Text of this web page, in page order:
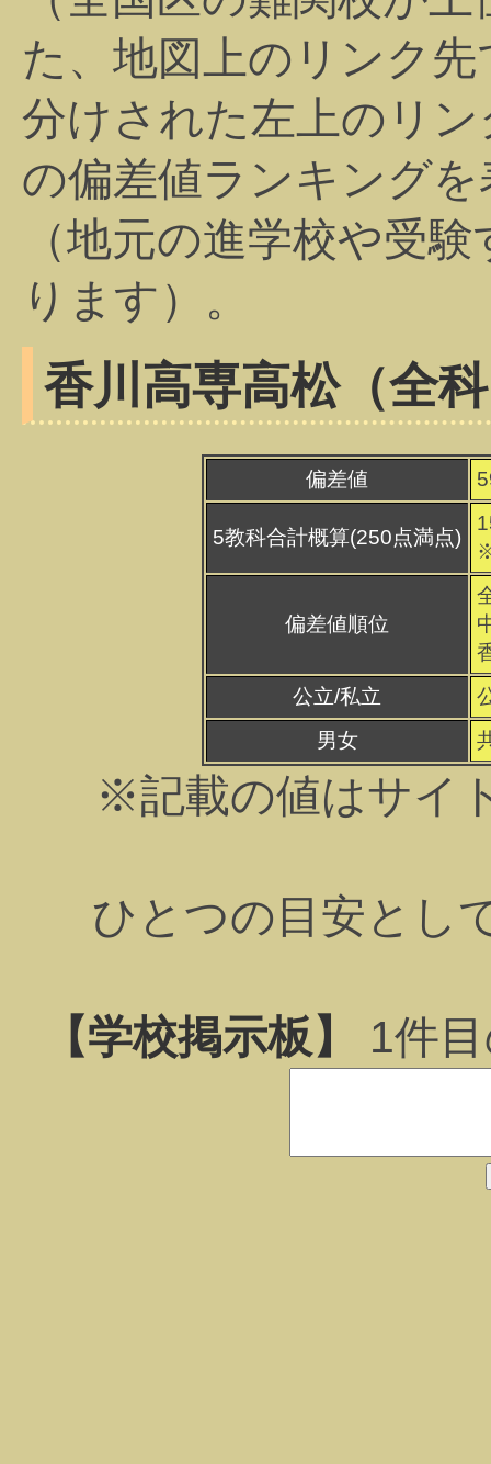
た、地図上のリンク
分けされた左上のリ
の偏差値ランキング
（地元の進学校や受
ります）。
香川高専高松（全
偏差値
5教科合計概算(250点満点)
偏差値順位
公立/私立
男女
※記載の値はサイ
ひとつの目安とし
【学校掲示板】 1件